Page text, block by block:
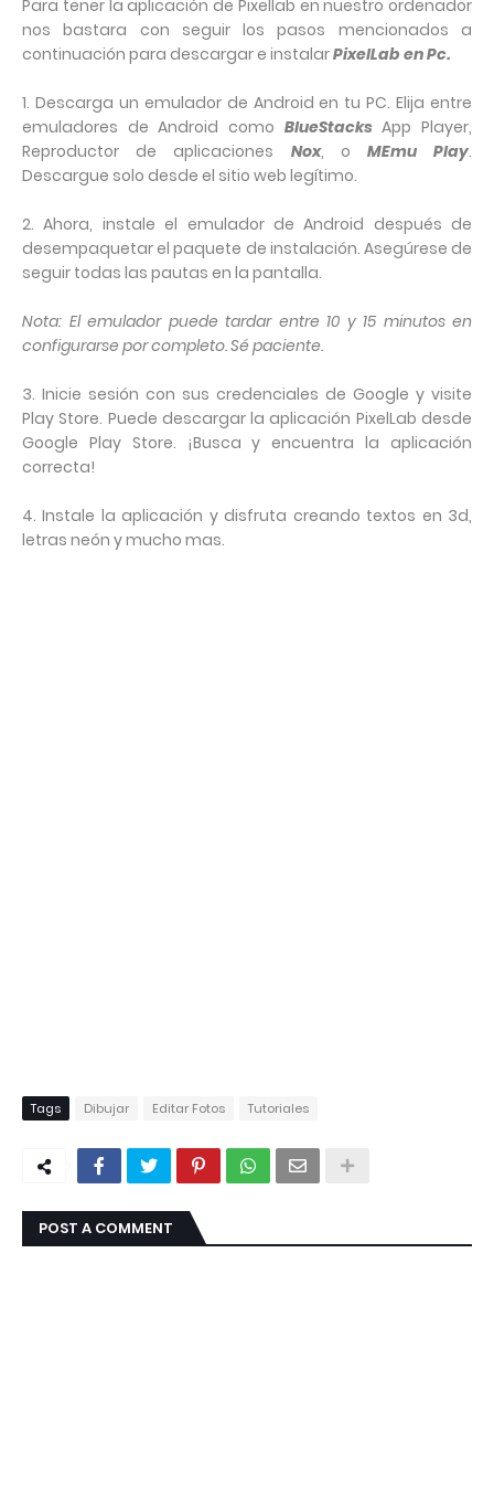
Para tener la aplicación de Pixellab en nuestro ordenador
nos bastara con seguir los pasos mencionados a
continuación para descargar e instalarPixelLab en Pc.
1. Descarga un emulador de Android en tu PC. Elija entre
emuladores de Android como BlueStacksApp Player,
Reproductor de aplicaciones Nox, o MEmu Play.
Descargue solo desde el sitio web legítimo.
2. Ahora, instale el emulador de Android después de
desempaquetar el paquete de instalación. Asegúrese de
seguir todas las pautas en la pantalla.
Nota: El emulador puede tardar entre 10 y 15 minutos en
configurarse por completo. Sé paciente.
3. Inicie sesión con sus credenciales de Google y visite
Play Store. Puede descargar la aplicación PixelLab desde
Google Play Store. ¡Busca y encuentra la aplicación
correcta!
4. Instale la aplicación y disfruta creando textos en 3d,
letras neón y mucho mas.
Tags Dibujar Editar Fotos Tutoriales
POST A COMMENT